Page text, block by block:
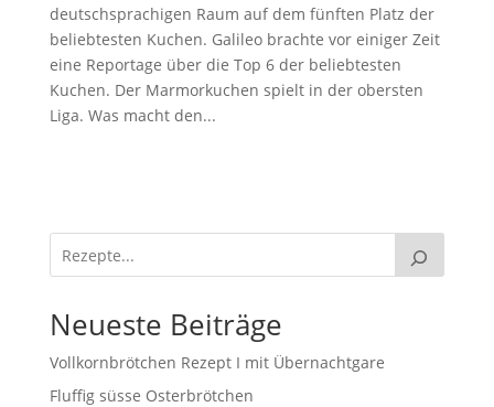
deutschsprachigen Raum auf dem fünften Platz der
beliebtesten Kuchen. Galileo brachte vor einiger Zeit
eine Reportage über die Top 6 der beliebtesten
Kuchen. Der Marmorkuchen spielt in der obersten
Liga. Was macht den...
Neueste Beiträge
Vollkornbrötchen Rezept I mit Übernachtgare
Fluffig süsse Osterbrötchen